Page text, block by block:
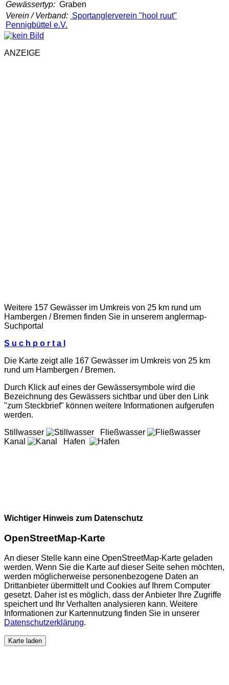
Gewässertyp: Graben
Verein / Verband: Sportanglerverein "hool ruut"
Pennigbüttel e.V.
ANZEIGE
Weitere 157 Gewässer im Umkreis von 25 km rund um
Hambergen / Bremen finden Sie in unserem anglermap-
Suchportal
S u c h p o r t a l
Die Karte zeigt alle 167 Gewässer im Umkreis von 25 km
rund um Hambergen / Bremen.
Durch Klick auf eines der Gewässersymbole wird die
Bezeichnung des Gewässers sichtbar und über den Link
"zum Steckbrief" können weitere Informationen aufgerufen
werden.
Stillwasser
Fließwasser
Kanal
Hafen
Wichtiger Hinweis zum Datenschutz
OpenStreetMap-Karte
An dieser Stelle kann eine OpenStreetMap-Karte geladen
werden. Wenn Sie die Karte auf dieser Seite sehen möchten,
werden möglicherweise personenbezogene Daten an
Drittanbieter übermittelt und Cookies auf Ihrem Computer
gesetzt. Daher ist es möglich, dass der Anbieter Ihre Zugriffe
speichert und Ihr Verhalten analysieren kann. Weitere
Informationen zur Kartennutzung finden Sie in unserer
Datenschutzerklärung.
Karte laden